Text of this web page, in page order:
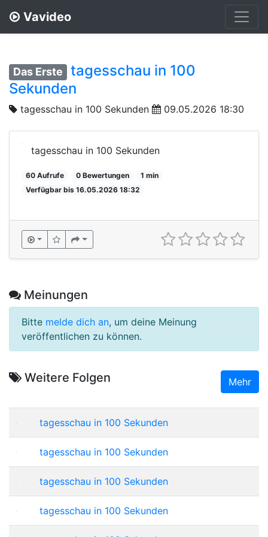
Vavideo
Das Erste
tagesschau in 100
Sekunden
tagesschau in 100 Sekunden 09.05.2026 18:30
tagesschau in 100 Sekunden
60 Aufrufe 0 Bewertungen
1 min
Verfügbar bis 16.05.2026 18:32
Meinungen
Bitte melde dich an, um deine Meinung
veröffentlichen zu können.
Weitere Folgen Mehr
tagesschau in 100 Sekunden
tagesschau in 100 Sekunden
tagesschau in 100 Sekunden
tagesschau in 100 Sekunden